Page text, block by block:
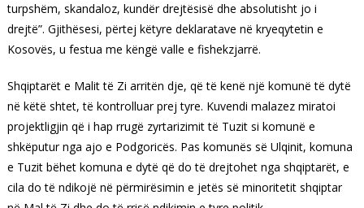
turpshëm, skandaloz, kundër drejtësisë dhe absolutisht jo i
drejtë”. Gjithësesi, përtej këtyre deklaratave në kryeqytetin e
Kosovës, u festua me këngë valle e fishekzjarrë.
Shqiptarët e Malit të Zi arritën dje, që të kenë një komunë të dytë
në këtë shtet, të kontrolluar prej tyre. Kuvendi malazez miratoi
projektligjin që i hap rrugë zyrtarizimit të Tuzit si komunë e
shkëputur nga ajo e Podgoricës. Pas komunës së Ulqinit, komuna
e Tuzit bëhet komuna e dytë që do të drejtohet nga shqiptarët, e
cila do të ndikojë në përmirësimin e jetës së minoritetit shqiptar